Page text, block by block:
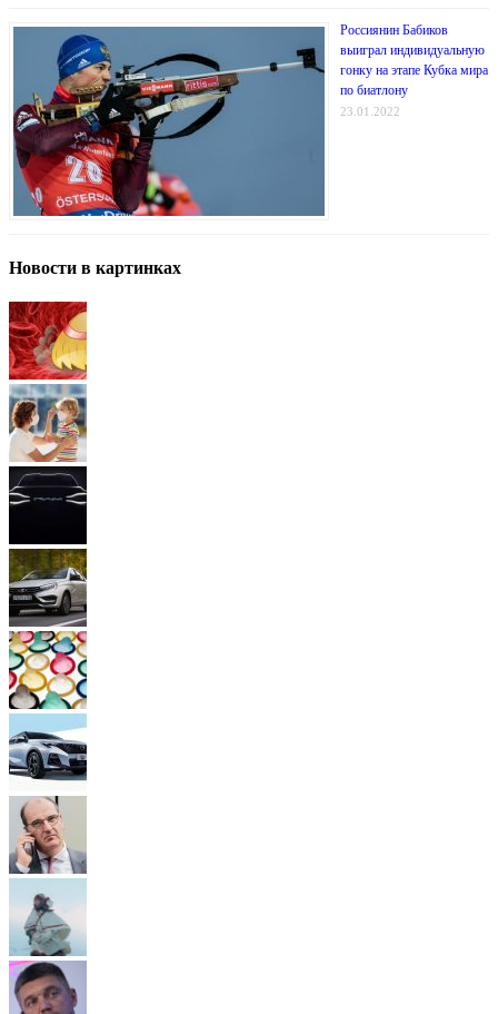
Россиянин Бабиков
выиграл индивидуальную
гонку на этапе Кубка мира
по биатлону
23.01.2022
Новости в картинках